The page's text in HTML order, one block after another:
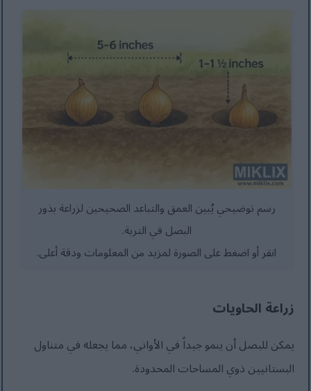
رسم توضيحي يُبين العمق والتباعد الصحيحين لزراعة بذور
البصل في التربة.
انقر أو اضغط على الصورة لمزيد من المعلومات ودقة أعلى.
زراعة الحاويات
يمكن للبصل أن ينمو جيداً في الأواني، مما يجعله في متناول
البستانيين ذوي المساحات المحدودة.